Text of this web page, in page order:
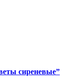
сиреневые”